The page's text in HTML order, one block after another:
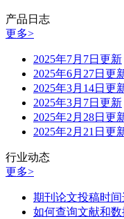
产品日志
更多>
2025年7月7日更新
2025年6月27日更
2025年3月14日更
2025年3月7日更新
2025年2月28日更
2025年2月21日更
行业动态
更多>
期刊论文投稿时间
如何查询文献和数